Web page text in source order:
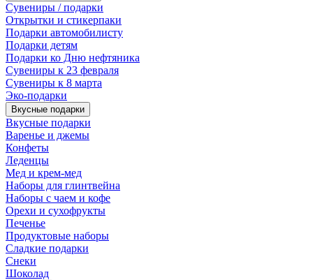
Сувениры / подарки
Открытки и стикерпаки
Подарки автомобилисту
Подарки детям
Подарки ко Дню нефтяника
Сувениры к 23 февраля
Сувениры к 8 марта
Эко-подарки
Вкусные подарки
Вкусные подарки
Варенье и джемы
Конфеты
Леденцы
Мед и крем-мед
Наборы для глинтвейна
Наборы с чаем и кофе
Орехи и сухофрукты
Печенье
Продуктовые наборы
Сладкие подарки
Снеки
Шоколад